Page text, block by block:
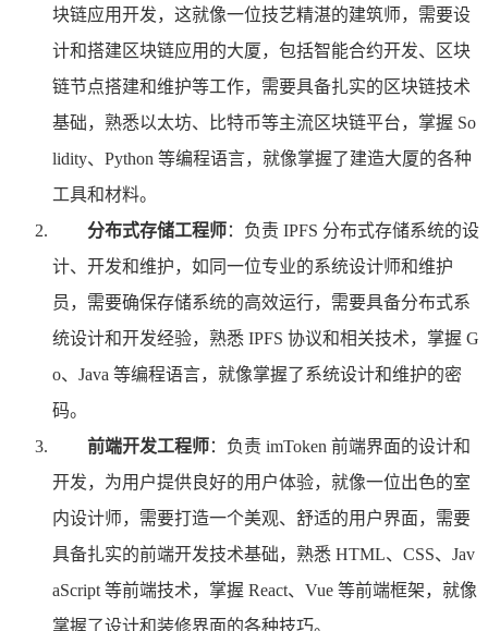
块链应用开发，这就像一位技艺精湛的建筑师，需要设
计和搭建区块链应用的大厦，包括智能合约开发、区块
链节点搭建和维护等工作，需要具备扎实的区块链技术
基础，熟悉以太坊、比特币等主流区块链平台，掌握 So
lidity、Python 等编程语言，就像掌握了建造大厦的各种
工具和材料。
分布式存储工程师：负责 IPFS 分布式存储系统的设
计、开发和维护，如同一位专业的系统设计师和维护
员，需要确保存储系统的高效运行，需要具备分布式系
统设计和开发经验，熟悉 IPFS 协议和相关技术，掌握 G
o、Java 等编程语言，就像掌握了系统设计和维护的密
码。
前端开发工程师：负责 imToken 前端界面的设计和
开发，为用户提供良好的用户体验，就像一位出色的室
内设计师，需要打造一个美观、舒适的用户界面，需要
具备扎实的前端开发技术基础，熟悉 HTML、CSS、Jav
aScript 等前端技术，掌握 React、Vue 等前端框架，就像
掌握了设计和装修界面的各种技巧。